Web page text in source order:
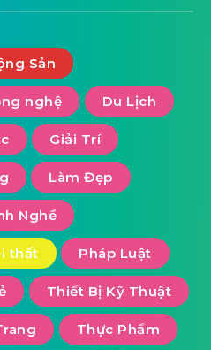
Sản
nghệ Du Lịch
Giải Trí
Làm Đẹp
Nghề
thất Pháp Luật
Thiết Bị Kỹ Thuật
Thực Phẩm